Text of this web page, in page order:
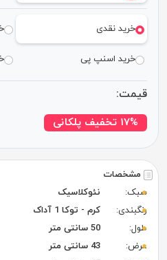
مشخصات
سبک:
نئوکلاسیک
رنگبندی:
کرم - توکا 1 آداک
طول:
50 سانتی متر
عرض:
43 سانتی متر
خرید نقدی
خرید اسنپ پی
قیمت:
۱۷% تخفیف پلکانی